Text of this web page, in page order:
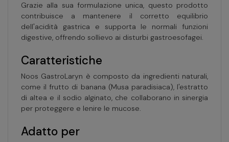
Grazie alla sua formulazione unica, questo prodotto
contribuisce a mantenere il corretto equilibrio
dell'acidità gastrica e supporta le normali funzioni
digestive, offrendo sollievo ai disturbi gastroesofagei.
Caratteristiche
Noos GastroLaryn è composto da ingredienti naturali,
come il frutto di banana (Musa paradisiaca), l'estratto
di altea e il sodio alginato, che collaborano in sinergia
per proteggere e lenire le mucose.
Adatto per